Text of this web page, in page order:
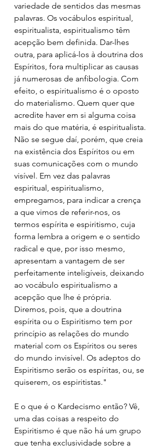
variedade de sentidos das mesmas
palavras. Os vocábulos espiritual,
espiritualista, espiritualismo têm
acepção bem definida. Dar-lhes
outra, para aplicá-los à doutrina dos
Espíritos, fora multiplicar as causas
já numerosas de anfibologia. Com
efeito, o espiritualismo é o oposto
do materialismo. Quem quer que
acredite haver em si alguma coisa
mais do que matéria, é espiritualista.
Não se segue daí, porém, que creia
na existência dos Espíritos ou em
suas comunicações com o mundo
visível. Em vez das palavras
espiritual, espiritualismo,
empregamos, para indicar a crença
a que vimos de referir-nos, os
termos espírita e espiritismo, cuja
forma lembra a origem e o sentido
radical e que, por isso mesmo,
apresentam a vantagem de ser
perfeitamente inteligíveis, deixando
ao vocábulo espiritualismo a
acepção que lhe é própria.
Diremos, pois, que a doutrina
espírita ou o Espiritismo tem por
princípio as relações do mundo
material com os Espíritos ou seres
do mundo invisível. Os adeptos do
Espiritismo serão os espíritas, ou, se
quiserem, os espiritistas."
E o que é o Kardecismo então? Vê,
uma das coisas a respeito do
Espiritismo é que não há um grupo
que tenha exclusividade sobre a